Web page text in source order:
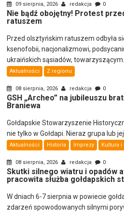
09 sierpnia, 2026 redakcja 0
Nie bądź obojętny! Protest
ratuszem
Przed olsztyńskim ratuszem odbyła
ksenofobii, nacjonalizmowi,
ukraińskich sąsiadów, towarzyszącym...
Aktualności Z regionu
08 sierpnia, 2026 redakcja 0
GSH „Archeo” na jubileuszu
Braniewa
Gołdapskie Stowarzyszenie
nie tylko w Gołdapi. Nieraz grupa lub
Aktualności Historia Imprezy Kultura i
08 sierpnia, 2026 redakcja 0
Skutki silnego wiatru i opadów
pracowita służba gołdapskich
W dniach 6-7 sierpnia w powiecie
zdarzeń spowodowanych silnymi